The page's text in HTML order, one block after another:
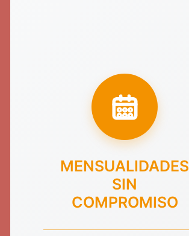
MENSUALIDADES
SIN
COMPROMISO